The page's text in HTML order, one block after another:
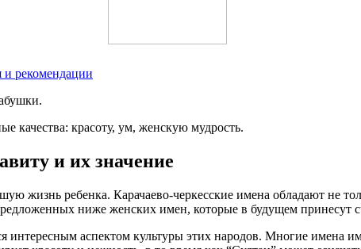
и рекомендации
качества: красоту, ум, женскую мудрость.
и их значение
жизнь ребенка. Карачаево-черкесские имена обладают не
ниже женских имен, которые в будущем принесут
интересным аспектом культуры этих народов. Многие имена